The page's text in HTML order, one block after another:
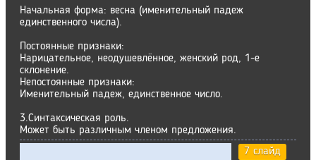
Начальная форма: весна (именительный падеж
единственного числа).
Постоянные признаки:
Нарицательное, неодушевлённое, женский род, 1-е
склонение.
Непостоянные признаки:
Именительный падеж, единственное число.
3.Синтаксическая роль.
Может быть различным членом предложения.
7 слайд